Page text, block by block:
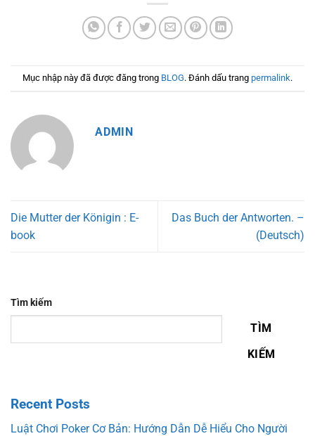
Mục nhập này đã được đăng trong BLOG. Đánh dấu trang permalink.
ADMIN
Die Mutter der Königin : E-
book
Das Buch der Antworten. –
(Deutsch)
Tìm kiếm
TÌM
KIẾM
Recent Posts
Luật Chơi Poker Cơ Bản: Hướng Dẫn Dễ Hiểu Cho Người